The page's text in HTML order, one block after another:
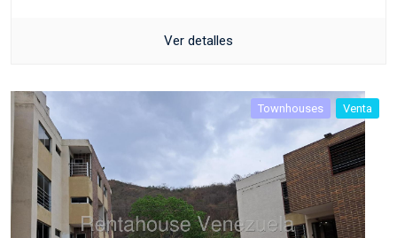
Ver detalles
Townhouses Venta